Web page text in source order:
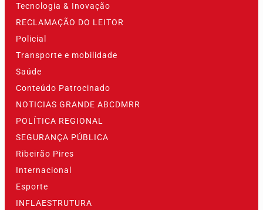
Tecnologia & Inovação
RECLAMAÇÃO DO LEITOR
Policial
Transporte e mobilidade
Saúde
Conteúdo Patrocinado
NOTICIAS GRANDE ABCDMRR
POLÍTICA REGIONAL
SEGURANÇA PÚBLICA
Ribeirão Pires
Internacional
Esporte
INFLAESTRUTURA